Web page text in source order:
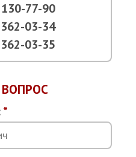
77-90
03-34
03-35
*